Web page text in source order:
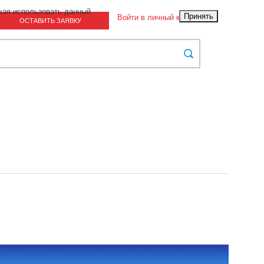
ОСТАВИТЬ ЗАЯВКУ Войти в личный кабинет
использовать данный
Принять